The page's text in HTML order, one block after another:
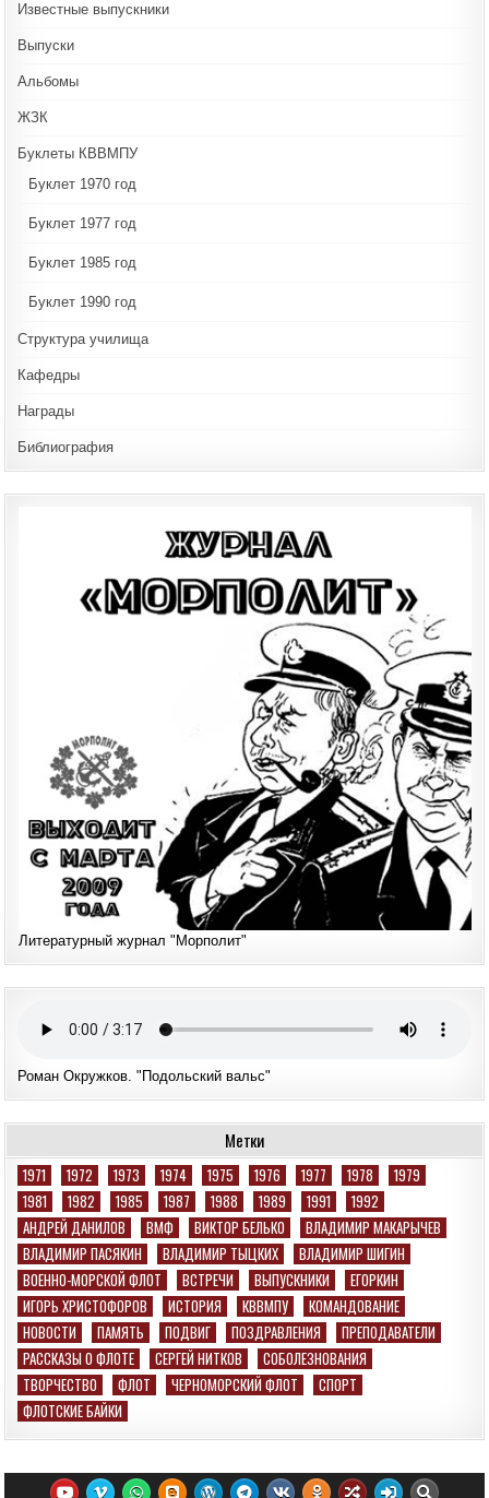
Известные выпускники
Выпуски
Альбомы
ЖЗК
Буклеты КВВМПУ
Буклет 1970 год
Буклет 1977 год
Буклет 1985 год
Буклет 1990 год
Структура училища
Кафедры
Награды
Библиография
Литературный журнал "Морполит"
Роман Окружков. "Подольский вальс"
Метки
1971 1972 1973 1974 1975 1976 1977 1978
1979
1981
1982 1985 1987 1988 1989 1991
1992
АНДРЕЙ ДАНИЛОВ
ВМФ ВИКТОР БЕЛЬКО
ВЛАДИМИР МАКАРЫЧЕВ
ВЛАДИМИР ПАСЯКИН
ВЛАДИМИР ТЫЦКИХ
ВЛАДИМИР ШИГИН
ВОЕННО-МОРСКОЙ ФЛОТ
ВСТРЕЧИ ВЫПУСКНИКИ
ЕГОРКИН
ИГОРЬ ХРИСТОФОРОВ
ИСТОРИЯ КВВМПУ
КОМАНДОВАНИЕ
НОВОСТИ
ПАМЯТЬ ПОДВИГ ПОЗДРАВЛЕНИЯ
ПРЕПОДАВАТЕЛИ
РАССКАЗЫ О ФЛОТЕ
СЕРГЕЙ НИТКОВ
СОБОЛЕЗНОВАНИЯ
ТВОРЧЕСТВО
ФЛОТ ЧЕРНОМОРСКИЙ ФЛОТ
СПОРТ
ФЛОТСКИЕ БАЙКИ